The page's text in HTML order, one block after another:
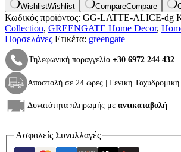
WishlistWishlist CompareCompare
Κωδικός προϊόντος: GG-LATTE-ALICE-dg
Collection, GREENGATE Home Decor,
Πορσελάνες Ετικέτα: greengate
Τηλεφωνική παραγγελία +30 6972 244 432
Αποστολή σε 24 ώρες | Γενική
Δυνατότητα πληρωμής με αντικαταβολή
Ασφαλείς Συναλλαγές